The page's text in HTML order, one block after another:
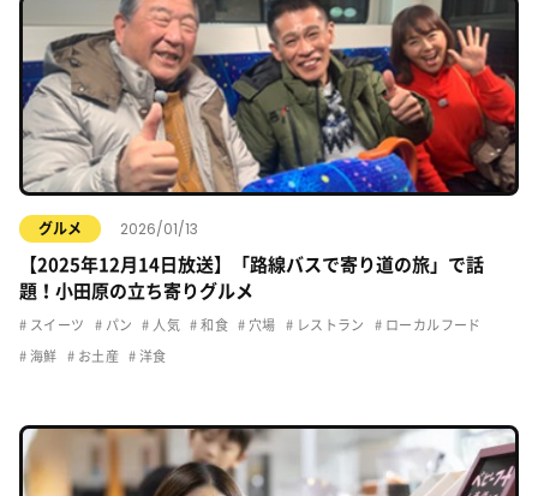
グルメ 2026/01/13
【2025年12月14日放送】「路線バスで寄り道の旅」で話
題！小田原の立ち寄りグルメ
スイーツ パン 人気 和食 穴場 レストラン ローカルフード
海鮮 お土産 洋食